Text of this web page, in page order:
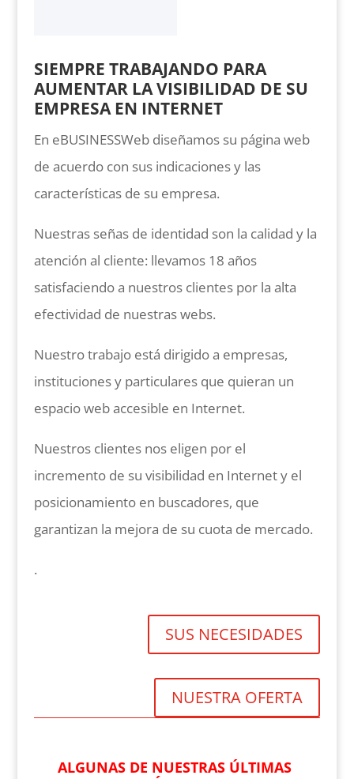
SIEMPRE TRABAJANDO PARA
AUMENTAR LA VISIBILIDAD DE SU
EMPRESA EN INTERNET
En eBUSINESSWeb diseñamos su página web
de acuerdo con sus indicaciones y las
características de su empresa.
Nuestras señas de identidad son la calidad y la
atención al cliente: llevamos 18 años
satisfaciendo a nuestros clientes por la alta
efectividad de nuestras webs.
Nuestro trabajo está dirigido a empresas,
instituciones y particulares que quieran un
espacio web accesible en Internet.
Nuestros clientes nos eligen por el
incremento de su visibilidad en Internet y el
posicionamiento en buscadores, que
garantizan la mejora de su cuota de mercado.
.
SUS NECESIDADES
NUESTRA OFERTA
ALGUNAS DE NUESTRAS ÚLTIMAS